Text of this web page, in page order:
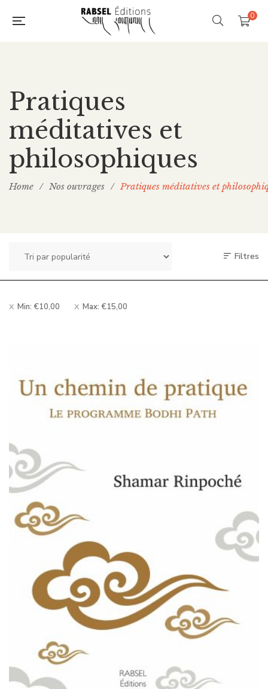
0
Pratiques
méditatives et
philosophiques
Home / Nos ouvrages / Pratiques méditatives et
Filtres
Min: €10,00 Max: €15,00